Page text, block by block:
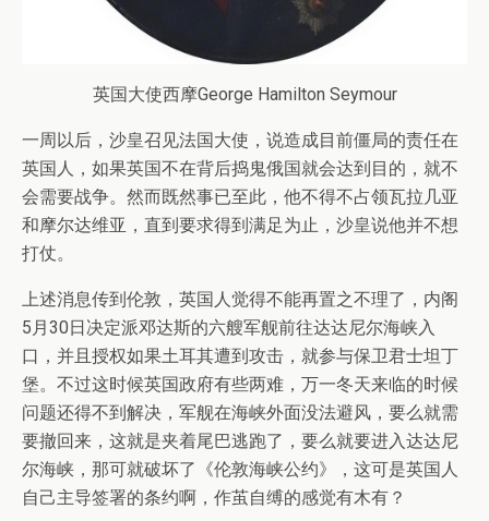
英国大使西摩George Hamilton Seymour
一周以后，沙皇召见法国大使，说造成目前僵局的责任在
英国人，如果英国不在背后捣鬼俄国就会达到目的，就不
会需要战争。然而既然事已至此，他不得不占领瓦拉几亚
和摩尔达维亚，直到要求得到满足为止，沙皇说他并不想
打仗。
上述消息传到伦敦，英国人觉得不能再置之不理了，内阁
5月30日决定派邓达斯的六艘军舰前往达达尼尔海峡入
口，并且授权如果土耳其遭到攻击，就参与保卫君士坦丁
堡。不过这时候英国政府有些两难，万一冬天来临的时候
问题还得不到解决，军舰在海峡外面没法避风，要么就需
要撤回来，这就是夹着尾巴逃跑了，要么就要进入达达尼
尔海峡，那可就破坏了《伦敦海峡公约》，这可是英国人
自己主导签署的条约啊，作茧自缚的感觉有木有？